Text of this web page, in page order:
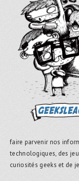
faire parvenir nos
technologiques, des
curiosités geeks et de